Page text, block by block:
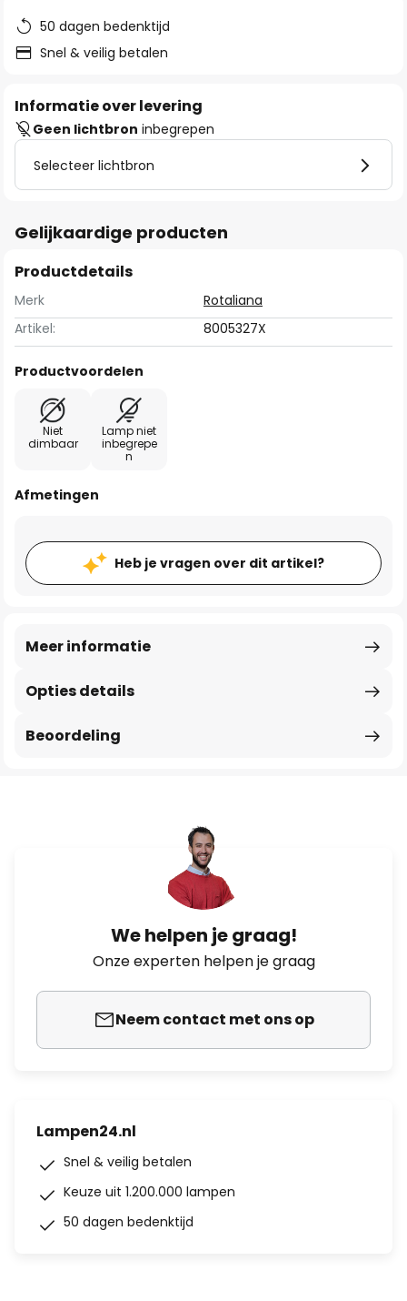
afbeeldingen-
gallerij
50 dagen bedenktijd
Snel & veilig betalen
Informatie over levering
Geen lichtbron inbegrepen
Selecteer lichtbron
Gelijkaardige producten
Productdetails
Merk
Rotaliana
Artikel:
8005327X
Productvoordelen
Niet
dimbaar
Lamp niet
inbegrepe
n
Afmetingen
Heb je vragen over dit artikel?
Opties details
Meer informatie
Beoordeling
We helpen je graag!
Onze experten helpen je graag
Neem contact met ons op
Lampen24.nl
Snel & veilig betalen
Keuze uit 1.200.000 lampen
50 dagen bedenktijd